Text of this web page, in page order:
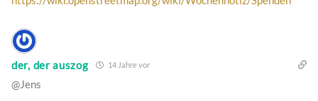
der, der auszog 14 Jahre vor
@Jens